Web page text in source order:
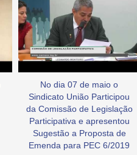
No dia 07 de maio o
Sindicato União Participou
da Comissão de Legislação
Participativa e apresentou
Sugestão a Proposta de
Emenda para PEC 6/2019